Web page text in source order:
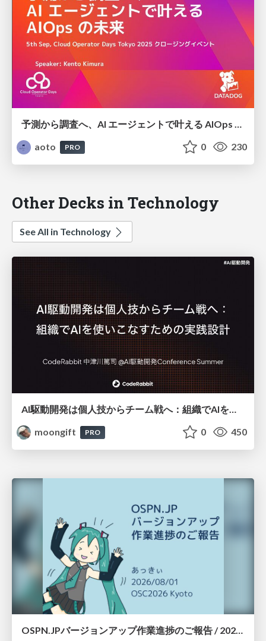
予測から調査へ、AI エージェントで叶える AIOps の未来 / From Prediction to Investigation: The Future of AIOps with AI Agents
aoto
PRO 0 230
Other Decks in Technology
See All in Technology
moongift
PRO 0 450
OSPN.JPバージョンアップ作業進捗のご報告 / 20260801-osc26kyoto